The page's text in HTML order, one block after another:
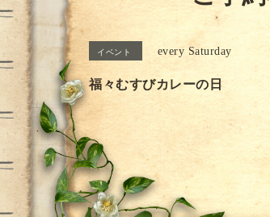
イベント every Saturday
福々むすびカレーの日